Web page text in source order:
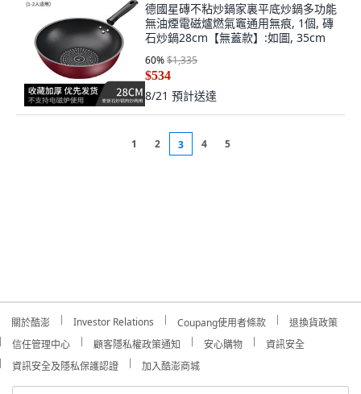
德國星磚不粘炒鍋家裏平底炒鍋多功能
無油煙電磁爐燃氣竈通用無痕, 1個, 磚
石炒鍋28cm【無蓋款】:如圖, 35cm
60%$1,335
$534
8/21 預計送達
1 2 3 4 5
關於酷澎 Investor Relations Coupang使用者條款
退換貨政策
信任管理中心
顧客隱私權政策通知 安心購物
資訊安全
資訊安全及隱私保護認證
加入酷澎商城